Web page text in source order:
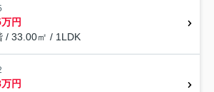
円
/ 33.00㎡ / 1LDK
円